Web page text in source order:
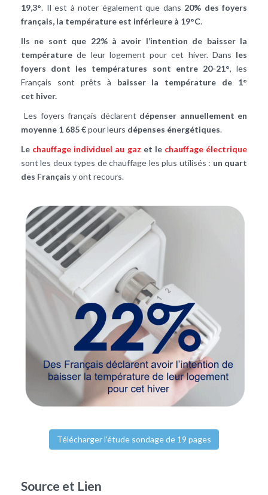
19,3°. Il est à noter également que dans 20% des foyers
français, la température est inférieure à 19°C.
Ils ne sont que 22% à avoir l’intention de baisser la
température de leur logement pour cet hiver. Dans les
foyers dont les températures sont entre 20-21°, les
Français sont prêts à baisser la température de 1°
cet hiver.
Les foyers français déclarent dépenser annuellement en
moyenne 1 685 €pour leurs dépenses énergétiques.
Le chauffage individuel au gaz et le chauffage électrique
sont les deux types de chauffage les plus utilisés : un quart
des Français y ont recours.
Télécharger l’étude sondage de 19 pages
Source et Lien